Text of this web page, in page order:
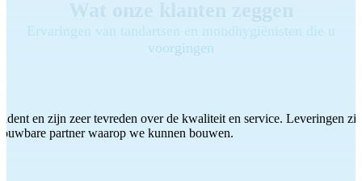
Ervaringen van tandartsen en mondhygiënisten die u
voorgingen
en zijn zeer tevreden over de kwaliteit en service. Leveringen
partner waarop we kunnen bouwen.